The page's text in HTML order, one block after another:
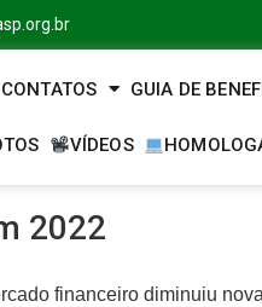
CONTATOS GUIA DE
VÍDEOS
2022
financeiro diminuiu